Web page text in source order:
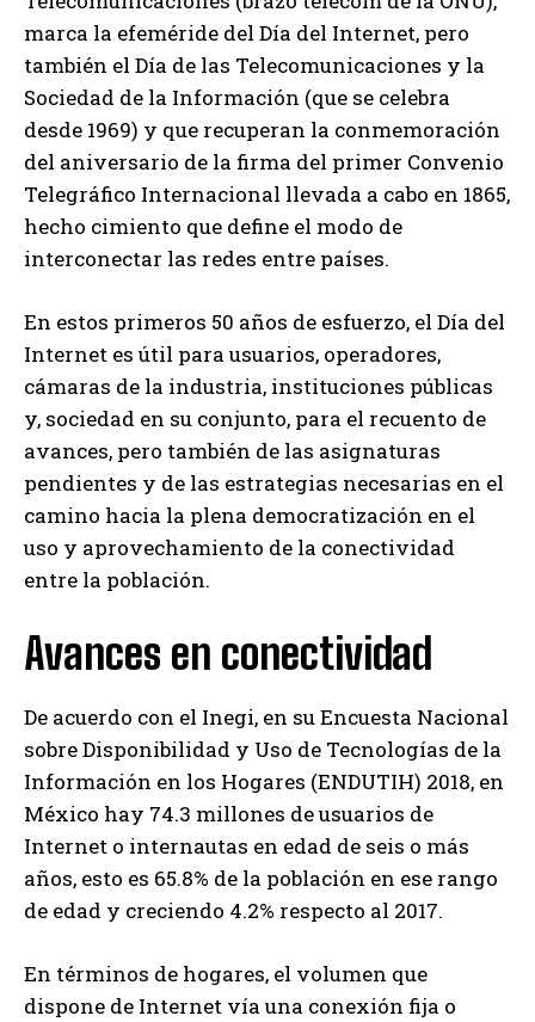
marca la efeméride del Día del Internet, pero
también el Día de las Telecomunicaciones y la
Sociedad de la Información (que se celebra
desde 1969) y que recuperan la conmemoración
del aniversario de la firma del primer Convenio
Telegráfico Internacional llevada a cabo en 1865,
hecho cimiento que define el modo de
interconectar las redes entre países.
En estos primeros 50 años de esfuerzo, el Día del
Internet es útil para usuarios, operadores,
cámaras de la industria, instituciones públicas
y, sociedad en su conjunto, para el recuento de
avances, pero también de las asignaturas
pendientes y de las estrategias necesarias en el
camino hacia la plena democratización en el
uso y aprovechamiento de la conectividad
entre la población.
Avances en conectividad
De acuerdo con el Inegi, en su Encuesta Nacional
sobre Disponibilidad y Uso de Tecnologías de la
Información en los Hogares (ENDUTIH) 2018, en
México hay 74.3 millones de usuarios de
Internet o internautas en edad de seis o más
años, esto es 65.8% de la población en ese rango
de edad y creciendo 4.2% respecto al 2017.
En términos de hogares, el volumen que
dispone de Internet vía una conexión fija o